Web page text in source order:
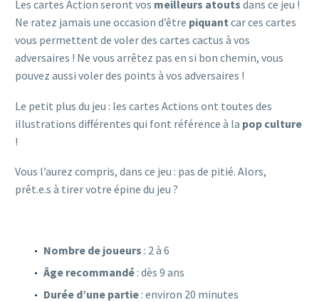
Les cartes Action seront vos meilleurs atouts dans ce jeu !
Ne ratez jamais une occasion d’être piquant car ces cartes
vous permettent de voler des cartes cactus à vos
adversaires ! Ne vous arrêtez pas en si bon chemin, vous
pouvez aussi voler des points à vos adversaires !
Le petit plus du jeu : les cartes Actions ont toutes des
illustrations différentes qui font référence à la pop culture
!
Vous l’aurez compris, dans ce jeu : pas de pitié. Alors,
prêt.e.s à tirer votre épine du jeu ?
Nombre de joueurs : 2 à 6
Âge recommandé : dès 9 ans
Durée d’une partie : environ 20 minutes